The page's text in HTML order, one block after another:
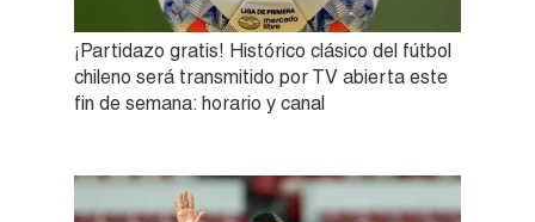
¡Partidazo gratis! Histórico clásico del fútbol
chileno será transmitido por TV abierta este
fin de semana: horario y canal